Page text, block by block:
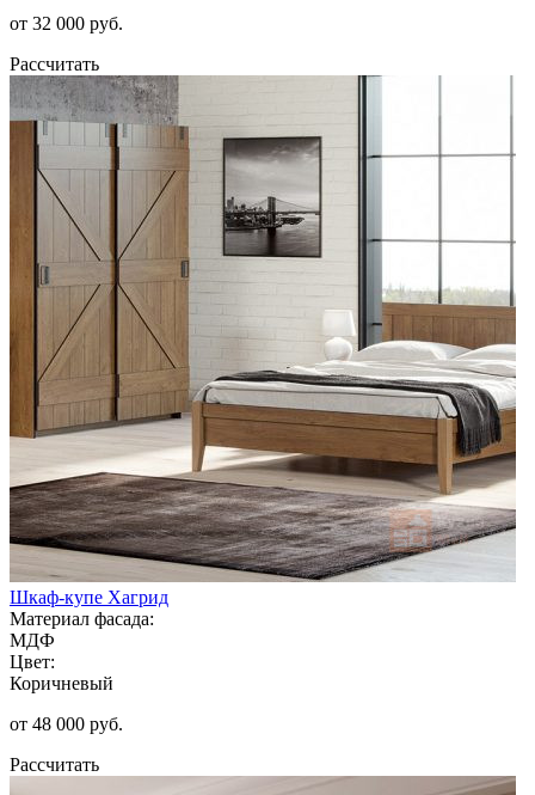
от 32 000 руб.
Рассчитать
Шкаф-купе Хагрид
Материал фасада:
МДФ
Цвет:
Коричневый
от 48 000 руб.
Рассчитать